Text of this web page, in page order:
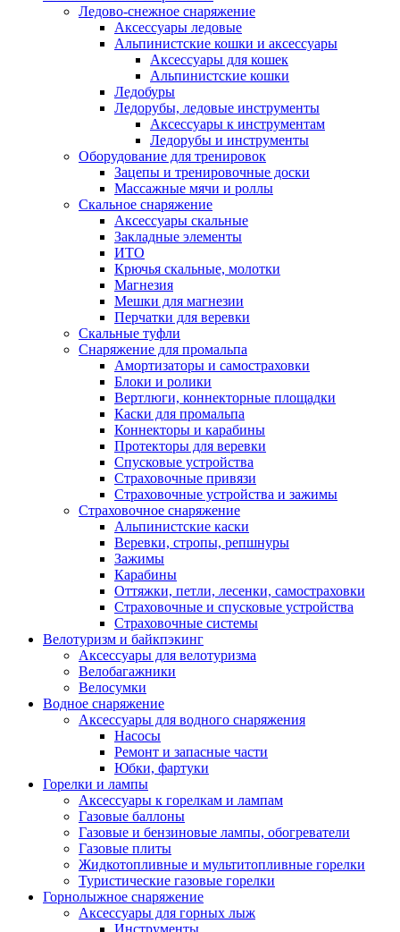
Ледово-снежное снаряжение
Аксессуары ледовые
Альпинистские кошки и аксессуары
Аксессуары для кошек
Альпинистские кошки
Ледобуры
Ледорубы, ледовые инструменты
Аксессуары к инструментам
Ледорубы и инструменты
Оборудование для тренировок
Зацепы и тренировочные доски
Массажные мячи и роллы
Скальное снаряжение
Аксессуары скальные
Закладные элементы
ИТО
Крючья скальные, молотки
Магнезия
Мешки для магнезии
Перчатки для веревки
Скальные туфли
Снаряжение для промальпа
Амортизаторы и самостраховки
Блоки и ролики
Вертлюги, коннекторные площадки
Каски для промальпа
Коннекторы и карабины
Протекторы для веревки
Спусковые устройства
Страховочные привязи
Страховочные устройства и зажимы
Страховочное снаряжение
Альпинистские каски
Веревки, стропы, репшнуры
Зажимы
Карабины
Оттяжки, петли, лесенки, самостраховки
Страховочные и спусковые устройства
Страховочные системы
Велотуризм и байкпэкинг
Аксессуары для велотуризма
Велобагажники
Велосумки
Водное снаряжение
Аксессуары для водного снаряжения
Насосы
Ремонт и запасные части
Юбки, фартуки
Горелки и лампы
Аксессуары к горелкам и лампам
Газовые баллоны
Газовые и бензиновые лампы, обогреватели
Газовые плиты
Жидкотопливные и мультитопливные горелки
Туристические газовые горелки
Горнолыжное снаряжение
Аксессуары для горных лыж
Инструменты